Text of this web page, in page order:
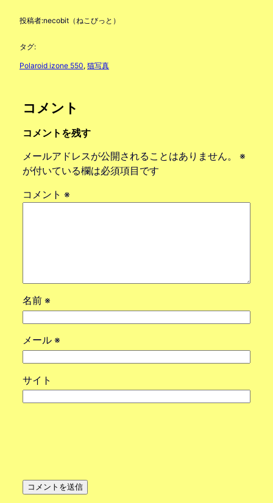
投稿者:necobit（ねこびっと）
タグ:
Polaroid izone 550, 猫写真
コメント
コメントを残す
メールアドレスが公開されることはありません。
※
が付いている欄は必須項目です
コメント ※
名前 ※
メール ※
サイト